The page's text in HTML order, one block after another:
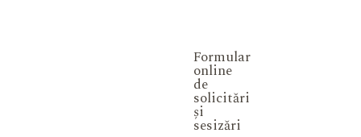
Formular
online
de
solicitări
și
sesizări